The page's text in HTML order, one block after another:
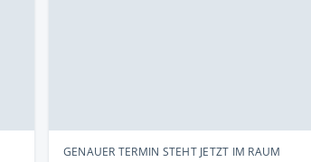
GENAUER TERMIN STEHT JETZT IM RAUM